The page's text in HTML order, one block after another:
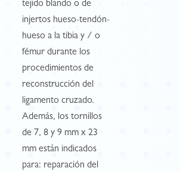
tejido blando o de
injertos hueso-tendón-
hueso a la tibia y / o
fémur durante los
procedimientos de
reconstrucción del
ligamento cruzado.
Además, los tornillos
de 7, 8 y 9 mm x 23
mm están indicados
para: reparación del